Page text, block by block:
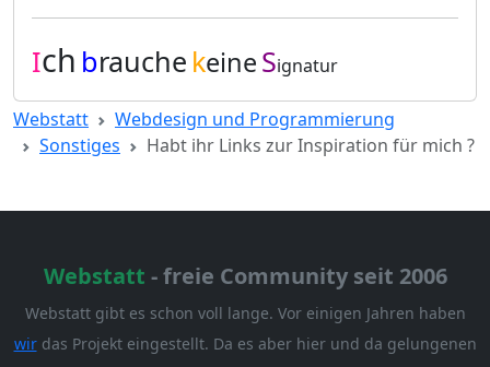
Ich brauche keineSignatur
Webstatt
Webdesign und Programmierung
Sonstiges
Habt ihr Links zur Inspiration für mich ?
Webstatt - freie Community seit 2006
Webstatt gibt es schon voll lange. Vor einigen Jahren haben
wirdas Projekt eingestellt. Da es aber hier und da gelungenen